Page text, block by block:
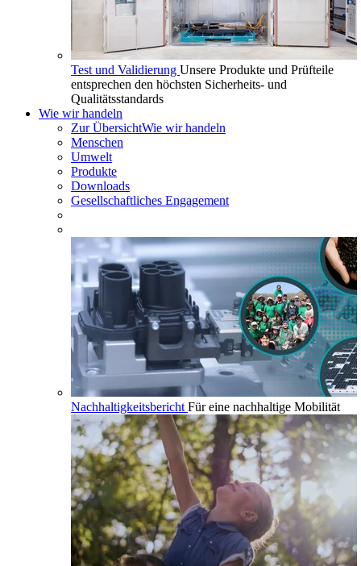
Test und Validierung Unsere Produkte und Prüfteile
entsprechen den höchsten Sicherheits- und
Qualitätsstandards
Wie wir handeln
Zur ÜbersichtWie wir handeln
Menschen
Umwelt
Produkte
Downloads
Gesellschaftliches Engagement
Nachhaltigkeitsbericht Für eine nachhaltige Mobilität